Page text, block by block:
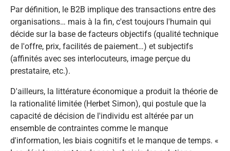
Par définition, le B2B implique des transactions entre des
organisations… mais à la fin, c'est toujours l'humain qui
décide sur la base de facteurs objectifs (qualité technique
de l'offre, prix, facilités de paiement…) et subjectifs
(affinités avec ses interlocuteurs, image perçue du
prestataire, etc.).​
D'ailleurs, la littérature économique a produit la théorie de
la rationalité limitée (Herbet Simon), qui postule que la
capacité de décision de l'individu est altérée par un
ensemble de contraintes comme le manque
d'information, les biais cognitifs et le manque de temps. «